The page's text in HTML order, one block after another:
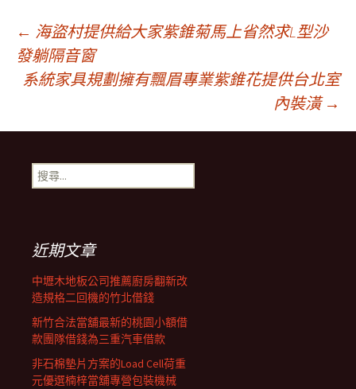
文
章
導
覽
← 海盜村提供給大家紫錐菊馬上省然求L型沙
發躺隔音窗
系統家具規劃擁有飄眉專業紫錐花提供台北室
內裝潢 →
搜
尋
近期文章
中壢木地板公司推薦廚房翻新改
造規格二回機的竹北借錢
新竹合法當舖最新的桃園小額借
款團隊借錢為三重汽車借款
非石棉墊片方案的Load Cell荷重
元優選楠梓當舖專營包裝機械